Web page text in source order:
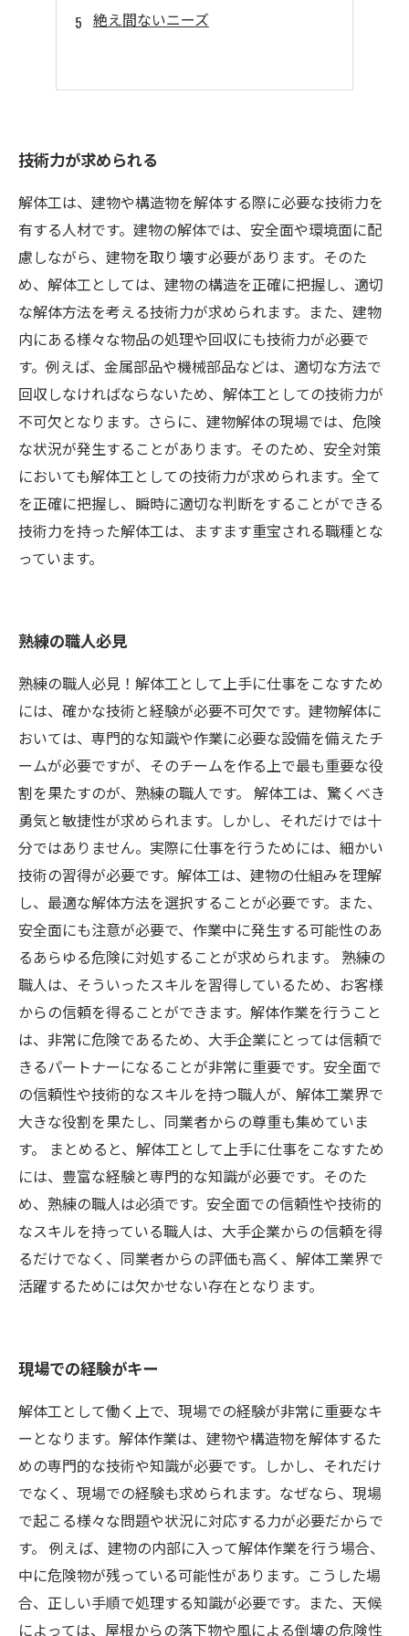
絶え間ないニーズ
技術力が求められる
解体工は、建物や構造物を解体する際に必要な技術力を
有する人材です。建物の解体では、安全面や環境面に配
慮しながら、建物を取り壊す必要があります。そのた
め、解体工としては、建物の構造を正確に把握し、適切
な解体方法を考える技術力が求められます。また、建物
内にある様々な物品の処理や回収にも技術力が必要で
す。例えば、金属部品や機械部品などは、適切な方法で
回収しなければならないため、解体工としての技術力が
不可欠となります。さらに、建物解体の現場では、危険
な状況が発生することがあります。そのため、安全対策
においても解体工としての技術力が求められます。全て
を正確に把握し、瞬時に適切な判断をすることができる
技術力を持った解体工は、ますます重宝される職種とな
っています。
熟練の職人必見
熟練の職人必見！解体工として上手に仕事をこなすため
には、確かな技術と経験が必要不可欠です。建物解体に
おいては、専門的な知識や作業に必要な設備を備えたチ
ームが必要ですが、そのチームを作る上で最も重要な役
割を果たすのが、熟練の職人です。 解体工は、驚くべき
勇気と敏捷性が求められます。しかし、それだけでは十
分ではありません。実際に仕事を行うためには、細かい
技術の習得が必要です。解体工は、建物の仕組みを理解
し、最適な解体方法を選択することが必要です。また、
安全面にも注意が必要で、作業中に発生する可能性のあ
るあらゆる危険に対処することが求められます。 熟練の
職人は、そういったスキルを習得しているため、お客様
からの信頼を得ることができます。解体作業を行うこと
は、非常に危険であるため、大手企業にとっては信頼で
きるパートナーになることが非常に重要です。安全面で
の信頼性や技術的なスキルを持つ職人が、解体工業界で
大きな役割を果たし、同業者からの尊重も集めていま
す。 まとめると、解体工として上手に仕事をこなすため
には、豊富な経験と専門的な知識が必要です。そのた
め、熟練の職人は必須です。安全面での信頼性や技術的
なスキルを持っている職人は、大手企業からの信頼を得
るだけでなく、同業者からの評価も高く、解体工業界で
活躍するためには欠かせない存在となります。
現場での経験がキー
解体工として働く上で、現場での経験が非常に重要なキ
ーとなります。解体作業は、建物や構造物を解体するた
めの専門的な技術や知識が必要です。しかし、それだけ
でなく、現場での経験も求められます。なぜなら、現場
で起こる様々な問題や状況に対応する力が必要だからで
す。 例えば、建物の内部に入って解体作業を行う場合、
中に危険物が残っている可能性があります。こうした場
合、正しい手順で処理する知識が必要です。また、天候
によっては、屋根からの落下物や風による倒壊の危険性